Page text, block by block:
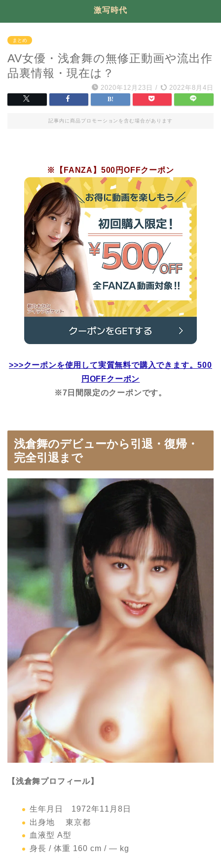
激写時代
まとめ
AV女優・浅倉舞の無修正動画や流出作
品裏情報・現在は？
2020年12月23日 / 2022年8月4日
記事内に商品プロモーションを含む場合があります
※【FANZA】500円OFFクーポン
>>>クーポンを使用して実質無料で購入できます。500
円OFFクーポン
※7日間限定のクーポンです。
浅倉舞のデビューから引退・復帰・
完全引退まで
【浅倉舞プロフィール】
生年月日 1972年11月8日
出身地 東京都
血液型 A型
身長 / 体重 160 cm / ― kg